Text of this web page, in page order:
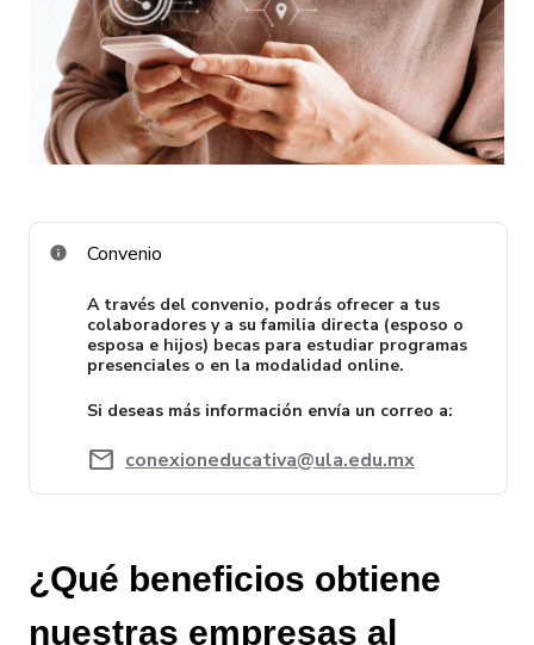
Convenio
A través del convenio, podrás ofrecer a tus
colaboradores y a su familia directa (esposo o
esposa e hijos) becas para estudiar programas
presenciales o en la modalidad online.
Si deseas más información envía un correo a:
mail conexioneducativa@ula.edu.mx
¿Qué beneficios obtiene
nuestras empresas al